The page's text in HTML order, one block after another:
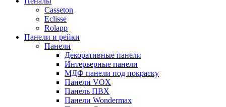
Casseton
Eclisse
Rolapp
Панели и рейки
Панели
Декоративные панели
Интерьерные панели
МДФ панели под покраску
Панели VOX
Панель ПВХ
Панели Wondermax